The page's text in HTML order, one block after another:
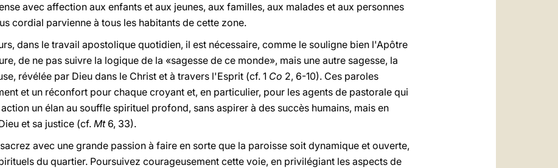
avec affection aux enfants et aux jeunes, aux familles, aux malades et aux personnes
cordial parvienne à tous les habitants de cette zone.
dans le travail apostolique quotidien, il est nécessaire, comme le souligne bien l'Apôtre
de ne pas suivre la logique de la «sagesse de ce monde», mais une autre sagesse, la
révélée par Dieu dans le Christ et à travers l'Esprit (cf. 1 Co 2, 6-10). Ces paroles
et un réconfort pour chaque croyant et, en particulier, pour les agents de pastorale qui
un élan au souffle spirituel profond, sans aspirer à des succès humains, mais en
et sa justice (cf. Mt6, 33).
avec une grande passion à faire en sorte que la paroisse soit dynamique et ouverte,
du quartier. Poursuivez courageusement cette voie, en privilégiant les aspects de